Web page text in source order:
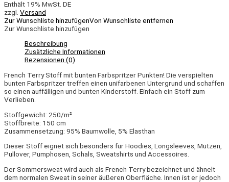
Enthält 19% MwSt. DE
zzgl. Versand
Zur Wunschliste hinzufügenVon Wunschliste entfernen
Zur Wunschliste hinzufügen
Beschreibung
Zusätzliche Informationen
Rezensionen (0)
French Terry Stoff mit bunten Farbspritzer Punkten! Die verspielten
bunten Farbspritzer treffen einen unifarbenen Untergrund und schaffen
so einen auffälligen und bunten Kinderstoff. Einfach ein Stoff zum
Verlieben.
Stoffgewicht: 250/m²
Stoffbreite: 150 cm
Zusammensetzung: 95% Baumwolle, 5% Elasthan
Dieser Stoff eignet sich besonders für Hoodies, Longsleeves, Mützen,
Pullover, Pumphosen, Schals, Sweatshirts und Accessoires.
Der Sommersweat wird auch als French Terry bezeichnet und ähnelt
dem normalen Sweat in seiner äußeren Oberfläche. Innen ist er jedoch